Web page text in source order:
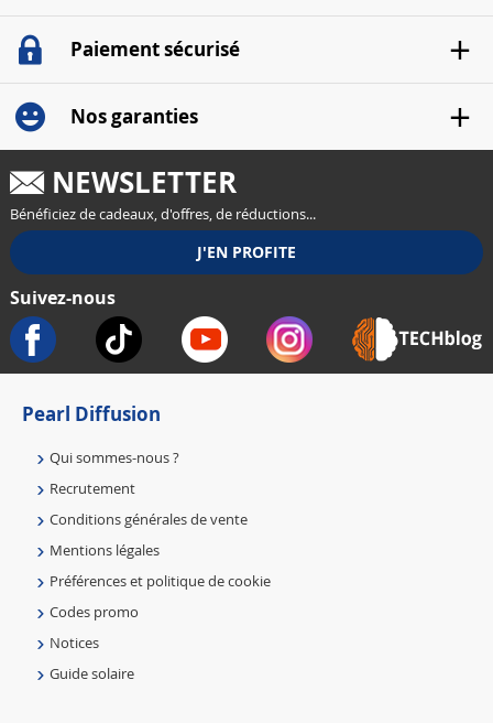
Paiement sécurisé
Nos garanties
NEWSLETTER
Bénéficiez de cadeaux, d'offres, de réductions...
Suivez-nous
Pearl Diffusion
Qui sommes-nous ?
Recrutement
Conditions générales de vente
Mentions légales
Préférences et politique de cookie
Codes promo
Notices
Guide solaire